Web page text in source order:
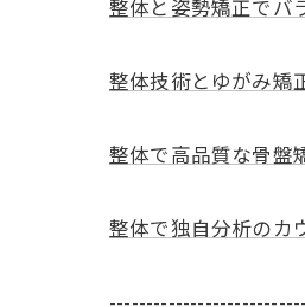
整体と姿勢矯正でバ
整体技術とゆがみ矯
整体で高品質な骨盤
整体で独自分析のカ